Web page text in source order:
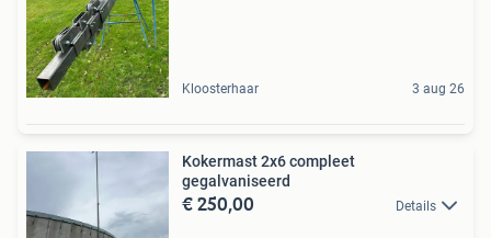
Kloosterhaar 3 aug 26
Kokermast 2x6 compleet
gegalvaniseerd
€ 250,00 Details